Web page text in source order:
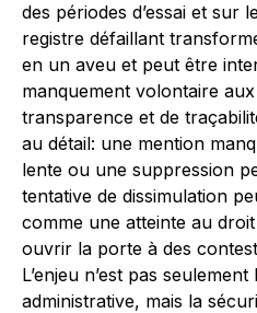
des périodes d’essai et sur
registre défaillant
en un aveu et peut être
manquement volontaire
transparence et de
au détail: une mention
lente ou une suppression
tentative de dissimulation
comme une atteinte au
ouvrir la porte à des
L’enjeu n’est pas
administrative, mais la